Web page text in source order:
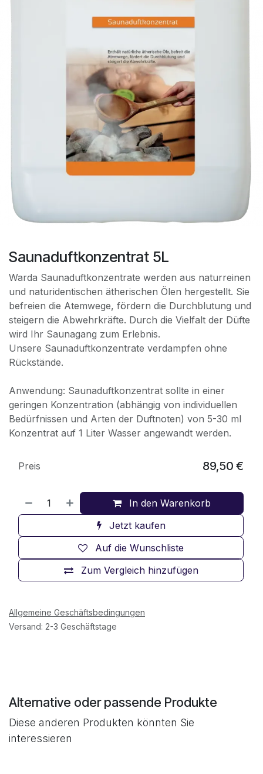
Saunaduftkonzentrat 5L
Warda Saunaduftkonzentrate werden aus naturreinen
und naturidentischen ätherischen Ölen hergestellt. Sie
befreien die Atemwege, fördern die Durchblutung und
steigern die Abwehrkräfte. Durch die Vielfalt der Düfte
wird Ihr Saunagang zum Erlebnis.
Unsere Saunaduftkonzentrate verdampfen ohne
Rückstände.
Anwendung: Saunaduftkonzentrat sollte in einer
geringen Konzentration (abhängig von individuellen
Bedürfnissen und Arten der Duftnoten) von 5-30 ml
Konzentrat auf 1 Liter Wasser angewandt werden.
In den Warenkorb
Jetzt kaufen
Zum Vergleich hinzufügen
Auf die Wunschliste
Preis 89,50 €
Allgemeine Geschäftsbedingungen
Versand: 2-3 Geschäftstage
Alternative oder passende Produkte
Diese anderen Produkten könnten Sie
interessieren